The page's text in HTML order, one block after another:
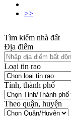
>>
Tìm kiếm nhà đất
Địa điểm
Loại tin rao
Tỉnh, thành phố
Theo quận, huyện